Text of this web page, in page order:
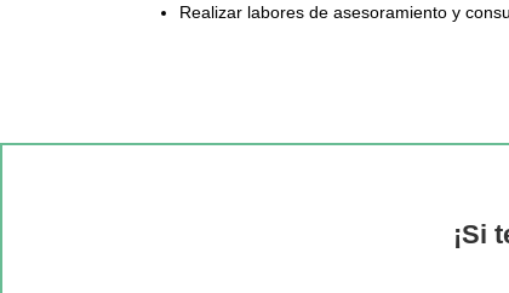
Realizar labores de asesoramiento y
¡Si